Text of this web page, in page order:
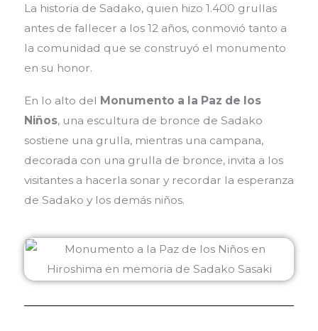
La historia de Sadako, quien hizo 1.400 grullas
antes de fallecer a los 12 años, conmovió tanto a
la comunidad que se construyó el monumento
en su honor.
En lo alto del Monumento a la Paz de los
Niños, una escultura de bronce de Sadako
sostiene una grulla, mientras una campana,
decorada con una grulla de bronce, invita a los
visitantes a hacerla sonar y recordar la esperanza
de Sadako y los demás niños.